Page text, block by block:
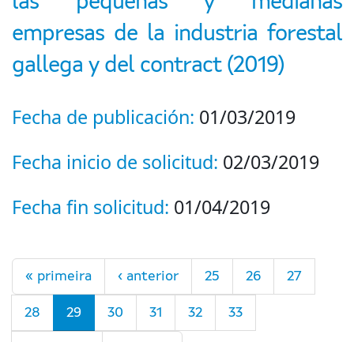
empresas de la industria forestal
gallega y del contract (2019)
Fecha de publicación: 01/03/2019
Fecha inicio de solicitud: 02/03/2019
Fecha fin solicitud: 01/04/2019
Páxinas
« primeira ‹ anterior 25 26 27
28 29 30 31 32 33